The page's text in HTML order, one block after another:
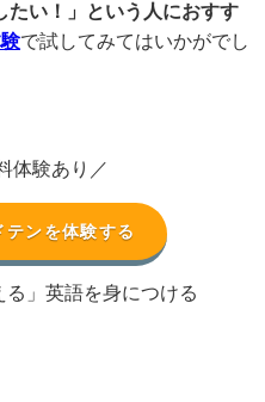
たい！」という人におすす
で試してみてはいかがでし
体験あり／
テンを体験する
」英語を身につける